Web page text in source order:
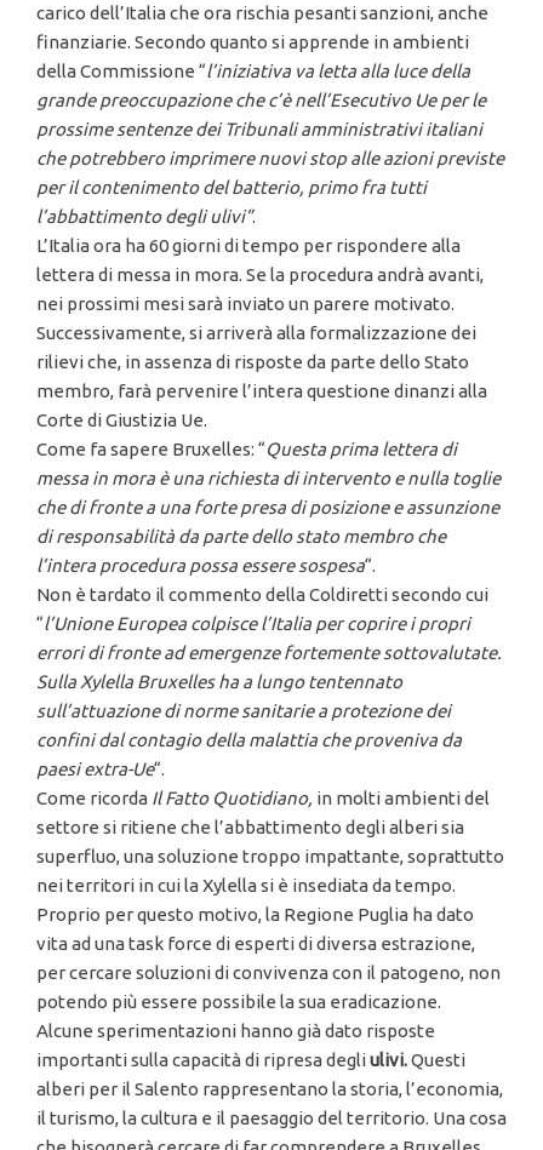
carico dell’Italia che ora rischia pesanti sanzioni, anche
finanziarie. Secondo quanto si apprende in ambienti
della Commissione “l’iniziativa va letta alla luce della
grande preoccupazione che c’è nell’Esecutivo Ue per le
prossime sentenze dei Tribunali amministrativi italiani
che potrebbero imprimere nuovi stop alle azioni previste
per il contenimento del batterio, primo fra tutti
l’abbattimento degli ulivi”.
L’Italia ora ha 60 giorni di tempo per rispondere alla
lettera di messa in mora. Se la procedura andrà avanti,
nei prossimi mesi sarà inviato un parere motivato.
Successivamente, si arriverà alla formalizzazione dei
rilievi che, in assenza di risposte da parte dello Stato
membro, farà pervenire l’intera questione dinanzi alla
Corte di Giustizia Ue.
Come fa sapere Bruxelles: “Questa prima lettera di
messa in mora è una richiesta di intervento e nulla toglie
che di fronte a una forte presa di posizione e assunzione
di responsabilità da parte dello stato membro che
l’intera procedura possa essere sospesa“.
Non è tardato il commento della Coldiretti secondo cui
“l’Unione Europea colpisce l’Italia per coprire i propri
errori di fronte ad emergenze fortemente sottovalutate.
Sulla Xylella Bruxelles ha a lungo tentennato
sull’attuazione di norme sanitarie a protezione dei
confini dal contagio della malattia che proveniva da
paesi extra-Ue“.
Come ricorda Il Fatto Quotidiano, in molti ambienti del
settore si ritiene che l’abbattimento degli alberi sia
superfluo, una soluzione troppo impattante, soprattutto
nei territori in cui la Xylella si è insediata da tempo.
Proprio per questo motivo, la Regione Puglia ha dato
vita ad una task force di esperti di diversa estrazione,
per cercare soluzioni di convivenza con il patogeno, non
potendo più essere possibile la sua eradicazione.
Alcune sperimentazioni hanno già dato risposte
importanti sulla capacità di ripresa degliulivi.Questi
alberi per il Salento rappresentano la storia, l’economia,
il turismo, la cultura e il paesaggio del territorio. Una cosa